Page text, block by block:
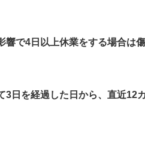
響で4日以上休業をする場合は傷
3日を経過した日から、直近12カ